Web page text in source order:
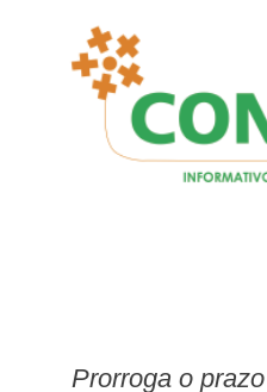
Prorroga o prazo para a adequação da carga horária do profissional médico das Equipes de Saúde da Família Tipo I, II, III, IV e